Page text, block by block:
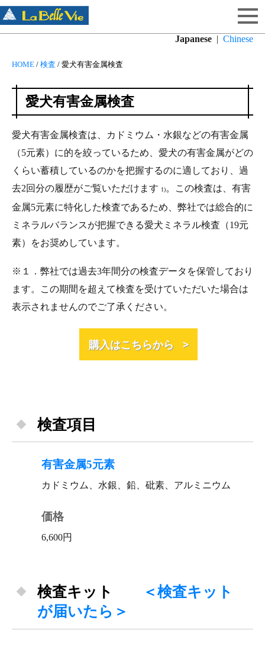
Japanese | Chinese
HOME / 検査 / 愛犬有害金属検査
愛犬有害金属検査
愛犬有害金属検査は、カドミウム・水銀などの有害金属
（5元素）に的を絞っているため、愛犬の有害金属がどの
くらい蓄積しているのかを把握するのに適しており、過
去2回分の履歴がご覧いただけます 1)。この検査は、有害
金属5元素に特化した検査であるため、弊社では総合的に
ミネラルバランスが把握できる愛犬ミネラル検査（19元
素）をお奨めしています。
※１．弊社では過去3年間分の検査データを保管しており
ます。この期間を超えて検査を受けていただいた場合は
表示されませんのでご了承ください。
購入はこちらから >
検査項目
有害金属5元素
カドミウム、水銀、鉛、砒素、アルミニウム
価格
6,600円
検査キット
＜検査キット
が届いたら＞